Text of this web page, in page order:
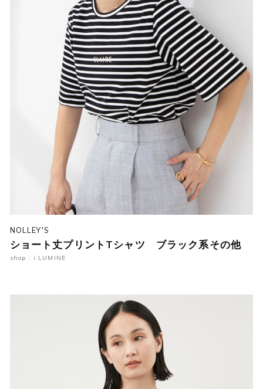
NOLLEY'S
ショート丈プリントTシャツ ブラック系その他
shop : i LUMINE